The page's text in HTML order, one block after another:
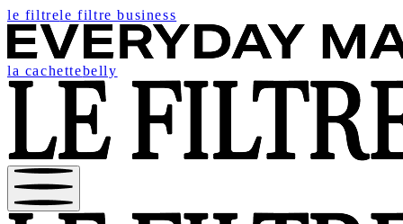
le filtrele filtre business
la cachettebelly